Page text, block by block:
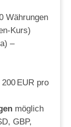
Währungen
Kurs)
–
EUR pro
möglich
GBP,